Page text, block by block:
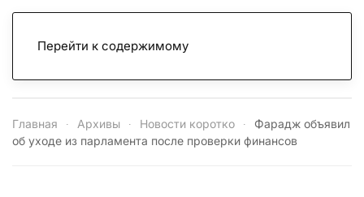
Перейти к содержимому
Главная Архивы Новости коротко
Фарадж объявил
об уходе из парламента после проверки финансов